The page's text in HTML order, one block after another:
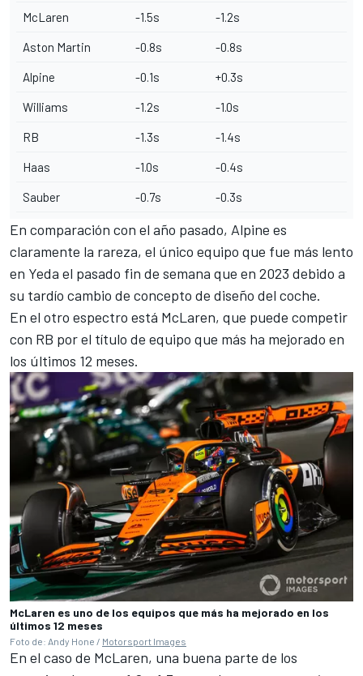
McLaren -1.5s -1.2s
Aston Martin -0.8s -0.8s
Alpine -0.1s +0.3s
Williams -1.2s -1.0s
RB -1.3s -1.4s
Haas -1.0s -0.4s
Sauber -0.7s -0.3s
En comparación con el año pasado, Alpine es
claramente la rareza, el único equipo que fue más lento
en Yeda el pasado fin de semana que en 2023 debido a
su tardío cambio de concepto de diseño del coche.
En el otro espectro está McLaren, que puede competir
con RB por el título de equipo que más ha mejorado en
los últimos 12 meses.
McLaren es uno de los equipos que más ha mejorado en los
últimos 12 meses
Foto de: Andy Hone / Motorsport Images
En el caso de McLaren, una buena parte de los